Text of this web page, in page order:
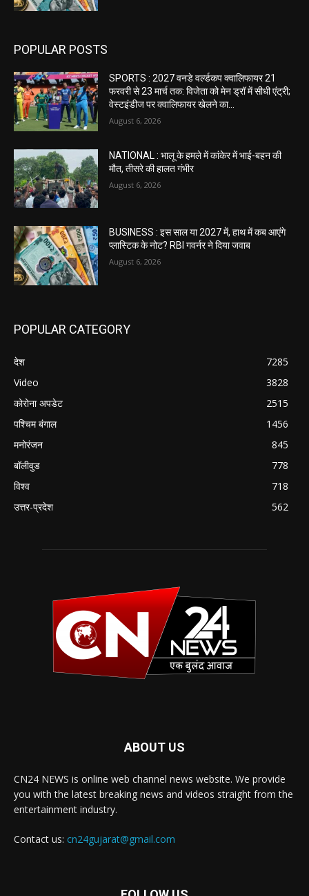
POPULAR POSTS
SPORTS : 2027 वनडे वर्ल्डकप क्वालिफायर 21
फरवरी से 23 मार्च तक: विजेता को मेन ड्रॉ में सीधी एंट्री;
वेस्टइंडीज पर क्वालिफायर खेलने का...
August 6, 2026
NATIONAL : भालू के हमले में कांकेर में भाई-बहन की
मौत, तीसरे की हालत गंभीर
August 6, 2026
BUSINESS : इस साल या 2027 में, हाथ में कब आएंगे
प्लास्टिक के नोट? RBI गवर्नर ने दिया जवाब
August 6, 2026
POPULAR CATEGORY
देश
7285
Video
3828
कोरोना अपडेट
2515
पश्चिम बंगाल
1456
मनोरंजन
845
बॉलीवुड
778
विश्व
718
उत्तर-प्रदेश
562
ABOUT US
CN24 NEWS is online web channel news website. We provide
you with the latest breaking news and videos straight from the
entertainment industry.
Contact us: cn24gujarat@gmail.com